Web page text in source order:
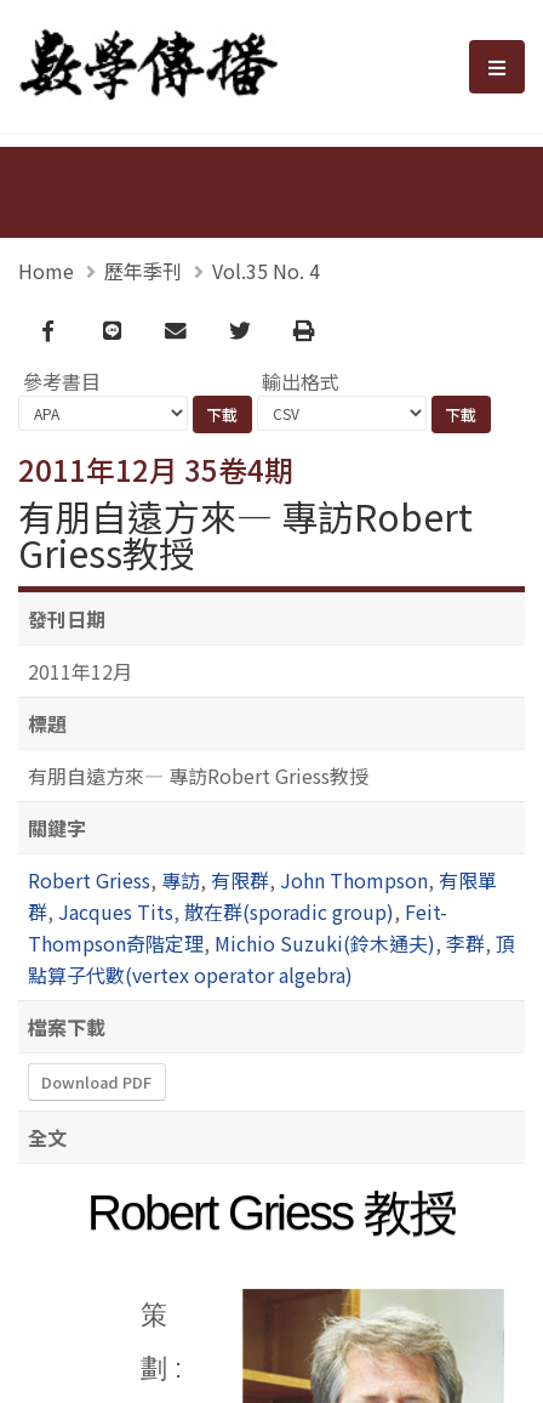
數學傳播 選
Home 歷年季刊 Vol.35 No. 4
Facebook
line email TwitterPrint
參考書目 輸出格式
2011年12月 35卷4期
有朋自遠方來— 專訪Robert
Griess教授
發刊日期
2011年12月
標題
有朋自遠方來— 專訪Robert Griess教授
關鍵字
Robert Griess, 專訪, 有限群, John Thompson, 有限單
群, Jacques Tits, 散在群(sporadic group), Feit-
Thompson奇階定理, Michio Suzuki(鈴木通夫), 李群, 頂
點算子代數(vertex operator algebra)
檔案下載
Download PDF
全文
Robert Griess 教授
策
劃 :